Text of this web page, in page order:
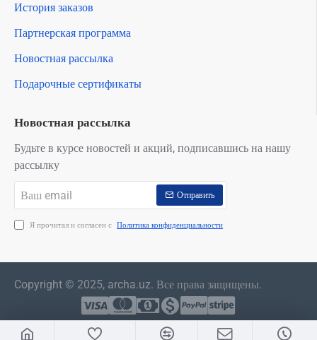
История заказов
Партнерская программа
Новостная рассылка
Подарочные сертификаты
Новостная рассылка
Будьте в курсе новостей и акций, подписавшись на нашу
рассылку
email
Отправить
Я прочитал и согласен с Политика конфиденциальности
Copyright © 2025, archa.uz. Все права защищены.